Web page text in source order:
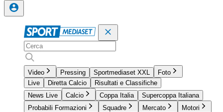
Video Pressing Sportmediaset XXL
Foto
Live
Diretta Calcio
Risultati e Classifiche
News Live
Calcio Coppa Italia
Supercoppa Italiana
Probabili Formazioni
Squadre Mercato
Motori